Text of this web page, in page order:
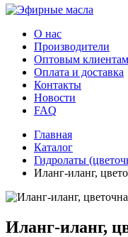
О нас
Производители
Оптовым клиентам
Оплата и доставка
Контакты
Новости
FAQ
Главная
Каталог
Гидролаты
Иланг-иланг,
Иланг-иланг,